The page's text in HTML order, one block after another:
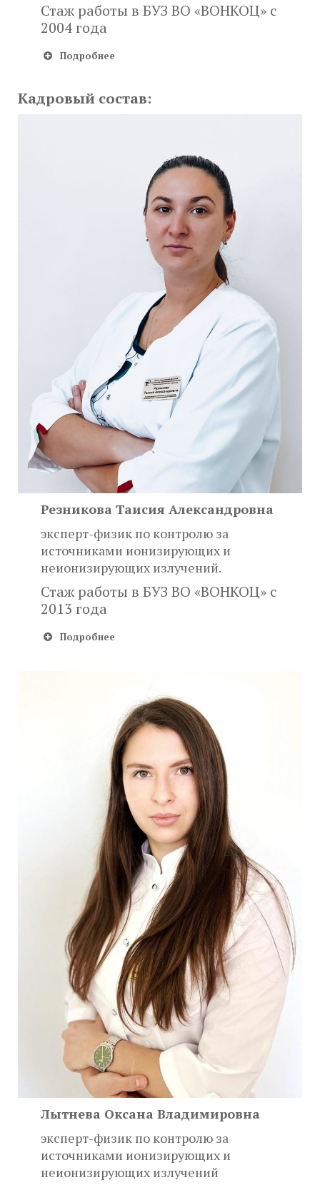
Стаж работы в БУЗ ВО «ВОНКОЦ» с
2004 года
Подробнее
Кадровый состав:
Резникова Таисия Александровна
эксперт-физик по контролю за
источниками ионизирующих и
неионизирующих излучений.
Стаж работы в БУЗ ВО «ВОНКОЦ» с
2013 года
Подробнее
Лытнева Оксана Владимировна
эксперт-физик по контролю за
источниками ионизирующих и
неионизирующих излучений